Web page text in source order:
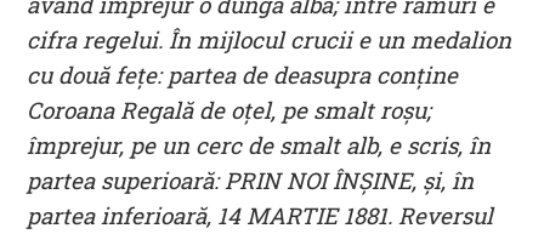
cifra regelui. În mijlocul crucii e un medalion
cu două fețe: partea de deasupra conține
Coroana Regală de oțel, pe smalt roșu;
împrejur, pe un cerc de smalt alb, e scris, în
partea superioară: PRIN NOI ÎNȘINE, și, în
partea inferioară, 14 MARTIE 1881. Reversul